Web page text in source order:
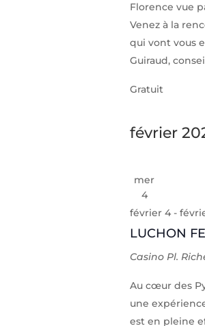
Florence vue
Venez à la
qui vont vous
Guiraud,
Gratuit
février
mer
4
LUCHON
février 4 -
CasinoPl.
Au cœur des
une
est en pleine